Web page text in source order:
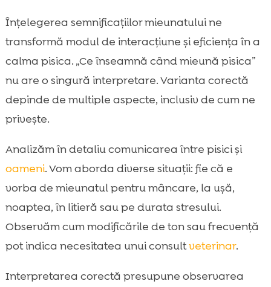

Tipuri de mieunat și tonalitate: cum
interpretăm sunetele
Mieunatul de salut și de apropiere: când
Mieunatul pentru mâncare: cereri, program
și obiceiuri
Mieunatul la ușă și la geam: curiozitate,
Mieunatul de stres sau anxietate: schimbări
în casă, musafiri, mutări
Mieunatul nocturn: de ce se întâmplă și ce
putem face
 Mieunatul în litieră: semnale despre
disconfort și igienă
mergem la veterinar
Înțelegerea semnificațiilor mieunatului ne
transformă modul de interacțiune și eficiența în a
calma pisica. „Ce înseamnă când mieună pisica”
nu are o singură interpretare. Varianta corectă
depinde de multiple aspecte, inclusiv de cum ne
privește.
Analizăm în detaliu comunicarea între pisici și
oameni. Vom aborda diverse situații: fie că e
vorba de mieunatul pentru mâncare, la ușă,
noaptea, în litieră sau pe durata stresului.
Observăm cum modificările de ton sau frecvență
pot indica necesitatea unui consultveterinar.
Interpretarea corectă presupune observarea